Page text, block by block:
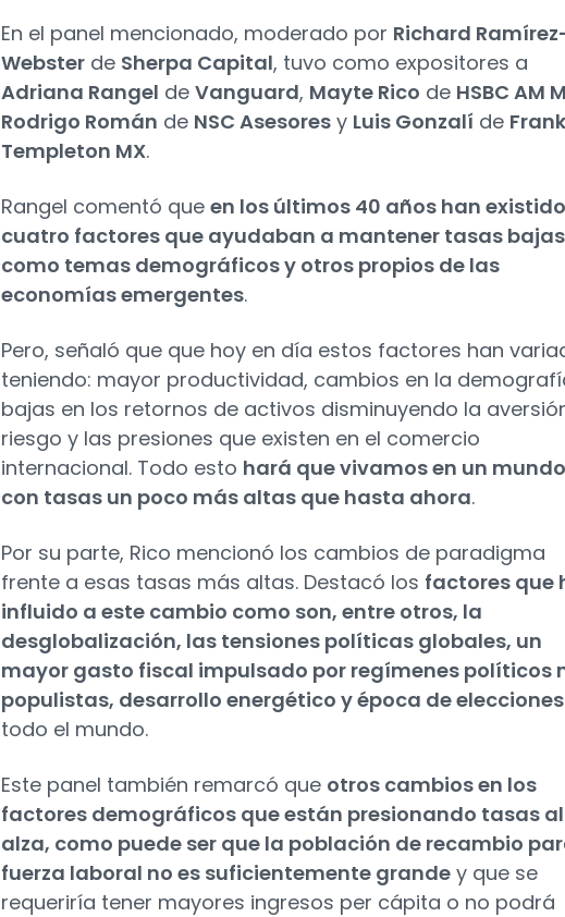
En el panel mencionado, moderado por Richard
Webster de Sherpa Capital, tuvo como expositores a
Adriana Rangel de Vanguard, Mayte Rico de HSBC AM
Rodrigo Román de NSC Asesores y Luis Gonzalí de
Templeton MX.
Rangel comentó que en los últimos 40 años han existido
cuatro factores que ayudaban a mantener tasas
como temas demográficos y otros propios de las
economías emergentes.
Pero, señaló que que hoy en día estos factores han
teniendo: mayor productividad, cambios en la
bajas en los retornos de activos disminuyendo la
riesgo y las presiones que existen en el comercio
internacional. Todo esto hará que vivamos en un mundo
con tasas un poco más altas que hasta ahora.
Por su parte, Rico mencionó los cambios de paradigma
frente a esas tasas más altas. Destacó los factores que
influido a este cambio como son, entre otros, la
desglobalización, las tensiones políticas globales, un
mayor gasto fiscal impulsado por regímenes políticos
populistas, desarrollo energético y época de elecciones
todo el mundo.
Este panel también remarcó que otros cambios en los
factores demográficos que están presionando tasas al
alza, como puede ser que la población de recambio
fuerza laboral no es suficientemente grande y que se
requeriría tener mayores ingresos per cápita o no podrá